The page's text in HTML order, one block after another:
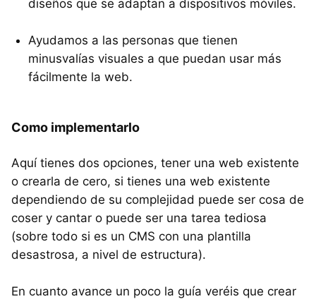
diseños que se adaptan a dispositivos móviles.
Ayudamos a las personas que tienen
minusvalías visuales a que puedan usar más
fácilmente la web.
Como implementarlo
Aquí tienes dos opciones, tener una web existente
o crearla de cero, si tienes una web existente
dependiendo de su complejidad puede ser cosa de
coser y cantar o puede ser una tarea tediosa
(sobre todo si es un CMS con una plantilla
desastrosa, a nivel de estructura).
En cuanto avance un poco la guía veréis que crear